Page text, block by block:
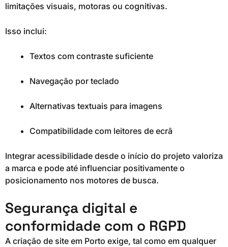
limitações visuais, motoras ou cognitivas.
Isso inclui:
Textos com contraste suficiente
Navegação por teclado
Alternativas textuais para imagens
Compatibilidade com leitores de ecrã
Integrar acessibilidade desde o início do projeto valoriza
a marca e pode até influenciar positivamente o
posicionamento nos motores de busca.
Segurança digital e
conformidade com o RGPD
A criação de site em Porto exige, tal como em qualquer